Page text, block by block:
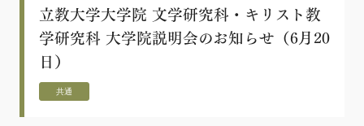
立教大学大学院 文学研究科・キリスト教
学研究科 大学院説明会のお知らせ（6月20
日）
共通